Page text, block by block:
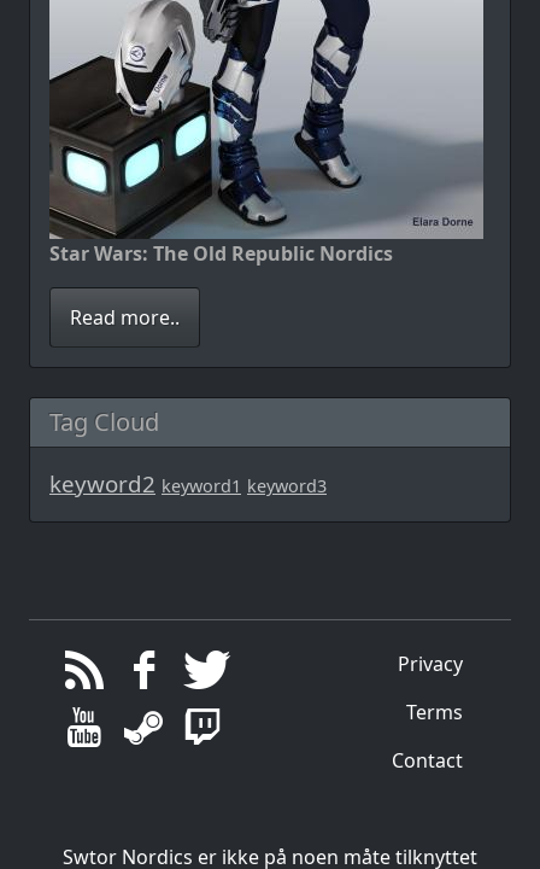
Star Wars: The Old Republic Nordics
Read more..
Tag Cloud
keyword2 keyword1 keyword3
Privacy
Terms
Contact
Swtor Nordics er ikke på noen måte tilknyttet